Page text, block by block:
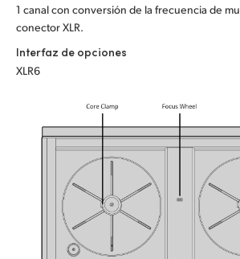
1 canal con conversión de la frecuencia de
conector XLR.
Interfaz de opciones
XLR6